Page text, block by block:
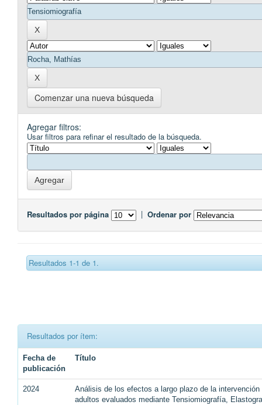
Comenzar una nueva búsqueda
Agregar filtros:
Usar filtros para refinar el resultado de la búsqueda.
Resultados por página | Ordenar por
Resultados 1-1 de 1.
Resultados por ítem:
Fecha de
publicación
Título
2024
Análisis de los efectos a largo plazo de la
adultos evaluados mediante Tensiomiografía,